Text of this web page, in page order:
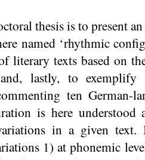
thesis is to present
named ‘rhythmic
literary texts based on
lastly, to
ten German-
is here
in a given
1) at phonemic